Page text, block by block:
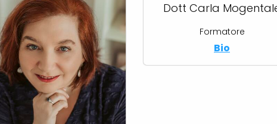
Dott Carla
Formatore
Bio